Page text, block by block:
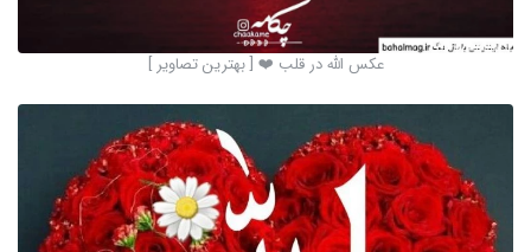
عکس الله در قلب ❤️ [ بهترین تصاویر ]